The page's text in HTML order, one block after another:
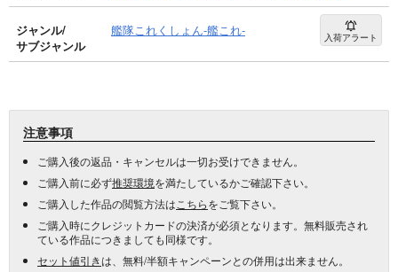
ジャンル/
サブジャンル
艦隊これくしょん-艦これ- 入荷アラート
注意事項
ご購入後の返品・キャンセルは一切お受けできません。
ご購入前に必ず推奨環境を満たしているかご確認下さい。
ご購入した作品の閲覧方法は こちらをご覧下さい。
ご購入時にクレジットカードの決済が必須となります。無料販売され
ている作品につきましても同様です。
セット値引きは、無料/半額キャンペーンとの併用は出来ません。